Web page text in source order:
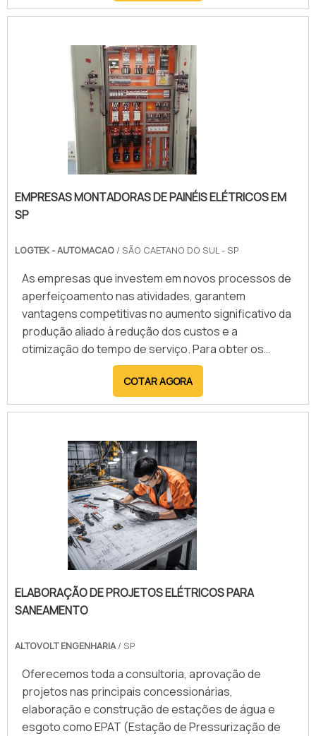
uma das parte do circuito. Assim, os dispositivos
rede, já que evitam que danos decorrentes de uma
queda inespera.
EMPRESAS MONTADORAS DE PAINÉIS ELÉTRICOS EM
SP
LOGTEK - AUTOMACAO / SÃO CAETANO DO SUL - SP
As empresas que investem em novos processos de
aperfeiçoamento nas atividades, garantem
vantagens competitivas no aumento significativo da
produção aliado à redução dos custos e a
otimização do tempo de serviço. Para obter os
melhores resultados, a indústria deve contar com
suporte de empresas montadoras de painéis
elétricos em SP. Os materiais são produzidos
elétricos que comandam e controlam máquinas para
funções pré determinadas. O material ainda.
COTAR AGORA
ELABORAÇÃO DE PROJETOS ELÉTRICOS PARA
SANEAMENTO
ALTOVOLT ENGENHARIA/ SP
Oferecemos toda a consultoria, aprovação de
projetos nas principais concessionárias,
elaboração e construção de estações de água e
esgoto como EPAT (Estação de Pressurização de